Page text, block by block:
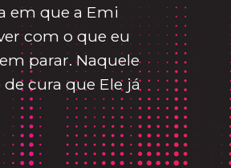
em que a Emi
com o que eu
parar. Naquele
cura que Ele já